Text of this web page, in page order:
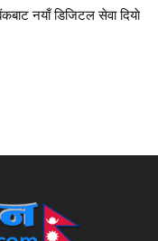
नयाँ डिजिटल सेवा दियाे